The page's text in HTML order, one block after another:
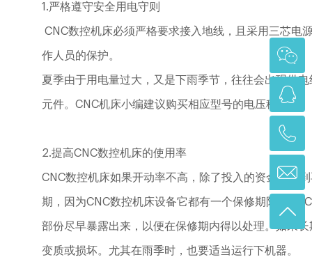
1.严格遵守安全用电守则
CNC数控机床必须严格要求接入地线，且采用三芯电
作人员的保护。
夏季由于用电量过大，又是下雨季节，往往会出现供
元件。CNC机床小编建议购买相应型号的电压稳压器。
2.提高CNC数控机床的使用率
CNC数控机床如果开动率不高，除了投入的资金起不
期，因为CNC数控机床设备它都有一个保修期限，
部份尽早暴露出来，以便在保修期内得以处理。如果
变质或损坏。尤其在雨季时，也要适当运行下机器。